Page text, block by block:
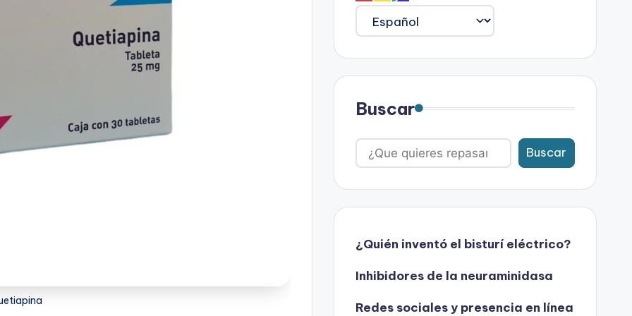
Buscar
Buscar
¿Quién inventó el bisturí eléctrico?
Inhibidores de la neuraminidasa
Redes sociales y presencia en línea